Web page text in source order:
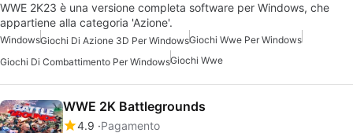
WWE 2K23 è una versione completa software per Windows, che
appartiene alla categoria 'Azione'.
WindowsGiochi Di Azione 3D Per WindowsGiochi Wwe Per Windows
Giochi Di Combattimento Per WindowsGiochi Wwe
WWE 2K Battlegrounds
4.9 Pagamento